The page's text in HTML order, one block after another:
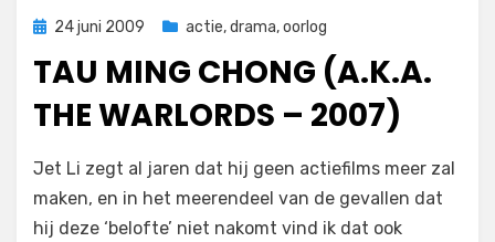
Geplaatst
24 juni 2009 actie,drama,oorlog
TAU MING CHONG (A.K.A.
THE WARLORDS – 2007)
door Filmofiel.nl
Laat een reactie achter op
Tau
ming
chong
Jet Li zegt al jaren dat hij geen actiefilms meer zal
maken, en in het meerendeel van de gevallen dat
hij deze ‘belofte’ niet nakomt vind ik dat ook